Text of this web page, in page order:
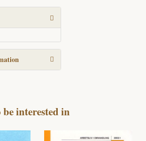
interested in